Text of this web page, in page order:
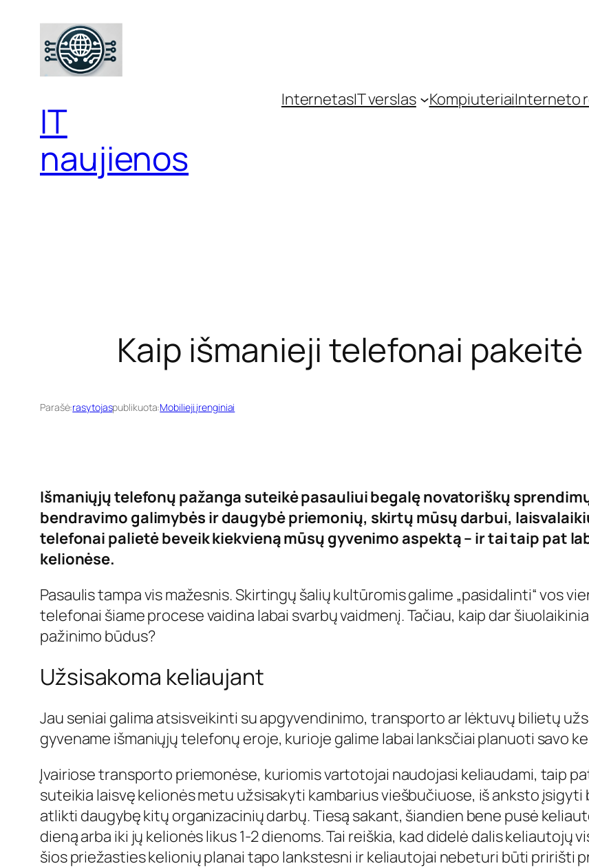
turinio
IT
naujienos
InternetasIT verslas KompiuteriaiInterneto
Kaip išmanieji telefonai
Parašė:rasytojaspublikuota:Mobilieji įrenginiai
Išmaniųjų telefonų pažanga suteikė pasauliui begalę novatoriškų
bendravimo galimybės ir daugybė priemonių, skirtų mūsų darbui,
telefonai palietė beveik kiekvieną mūsų gyvenimo aspektą – ir tai taip pat
kelionėse.
Pasaulis tampa vis mažesnis. Skirtingų šalių kultūromis galime „pasidalinti“ vos
telefonai šiame procese vaidina labai svarbų vaidmenį.Tačiau, kaip dar
pažinimo būdus?
Užsisakoma keliaujant
Jau seniai galima atsisveikinti su apgyvendinimo, transporto ar lėktuvų bilietų
gyvename išmaniųjų telefonų eroje, kurioje galime labai lanksčiai planuoti savo
Įvairiose transporto priemonėse, kuriomis vartotojai naudojasi keliaudami, taip
suteikia laisvę kelionės metu užsisakyti kambarius viešbučiuose, iš anksto
atlikti daugybę kitų organizacinių darbų. Tiesą sakant, šiandien bene pusė
dieną arba iki jų kelionės likus 1-2 dienoms. Tai reiškia, kad didelė dalis keliautojų
šios priežasties kelionių planai tapo lankstesni ir keliautojai nebeturi būti pririšti